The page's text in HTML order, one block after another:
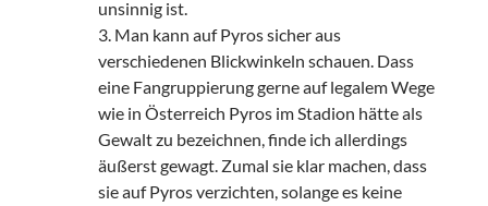
unsinnig ist.
3. Man kann auf Pyros sicher aus
verschiedenen Blickwinkeln schauen. Dass
eine Fangruppierung gerne auf legalem Wege
wie in Österreich Pyros im Stadion hätte als
Gewalt zu bezeichnen, finde ich allerdings
äußerst gewagt. Zumal sie klar machen, dass
sie auf Pyros verzichten, solange es keine